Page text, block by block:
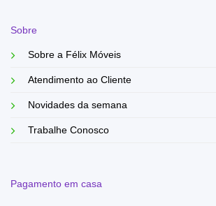
Sobre
Sobre a Félix Móveis
Atendimento ao Cliente
Novidades da semana
Trabalhe Conosco
Pagamento em casa